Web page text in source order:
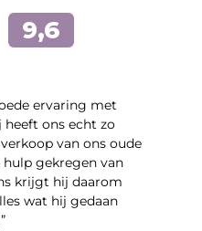
ervaring met
heeft ons echt zo
van ons oude
hulp gekregen van
krijgt hij daarom
wat hij gedaan